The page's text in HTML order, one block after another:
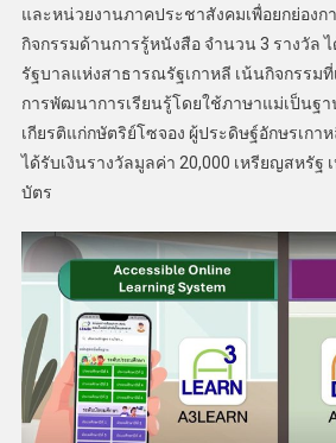
และหน่วยงานภาคประชาสังคมเพื่อยกย่องก
กิจกรรมด้านการรู้หนังสือ จำนวน 3 รางวัล
รัฐบาลแห่งสาธารณรัฐเกาหลี เน้นกิจกรรมที่
การพัฒนาการเรียนรู้โดยใช้ภาษาแม่เป็นฐา
เกียรติแก่กษัตริย์โซจอง ผู้ประดิษฐ์อักษรเกา
ได้รับเงินรางวัลมูลค่า 20,000 เหรียญสหรัฐ
บัตร